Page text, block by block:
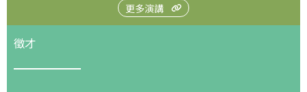
更多演講
徵才